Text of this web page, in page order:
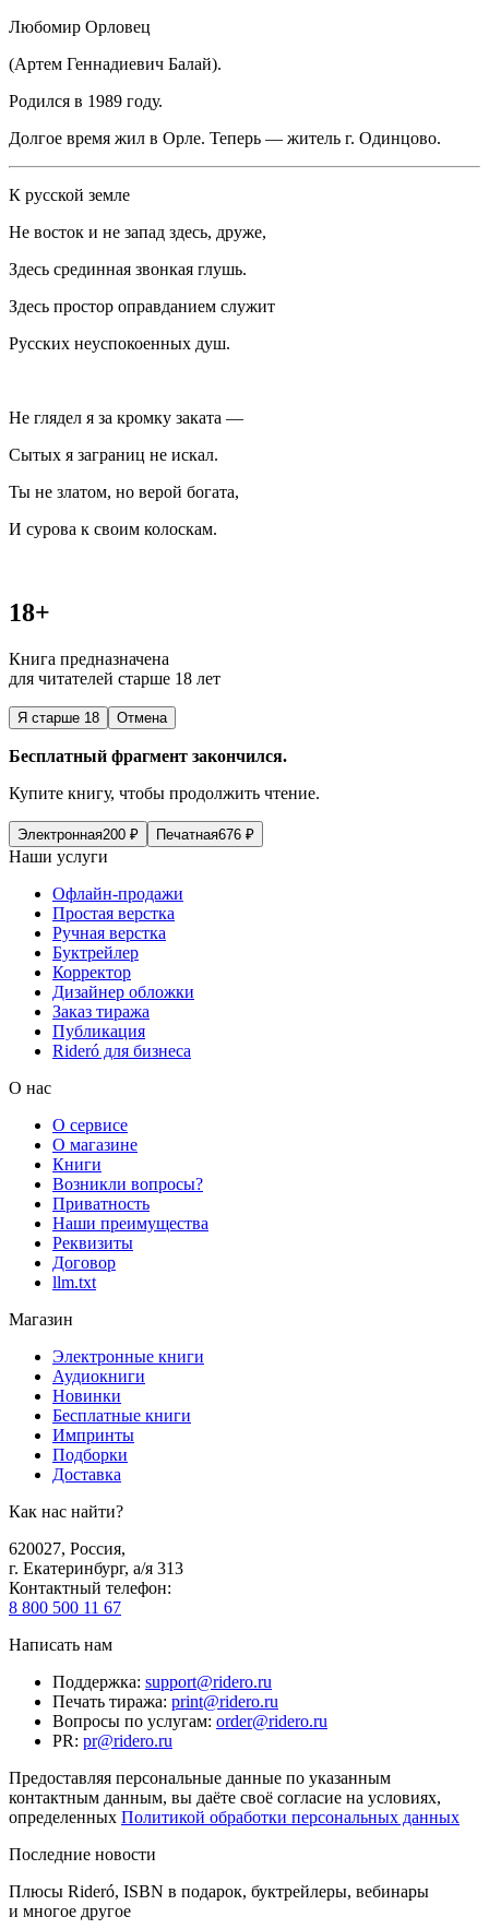
Любомир Орловец
(Артем Геннадиевич Балай).
Родился в 1989 году.
Долгое время жил в Орле. Теперь — житель г. Одинцово.
К русской земле
Не восток и не запад здесь, друже,
Здесь срединная звонкая глушь.
Здесь простор оправданием служит
Русских неуспокоенных душ.
Не глядел я за кромку заката —
Сытых я заграниц не искал.
Ты не златом, но верой богата,
И сурова к своим колоскам.
18+
Книга предназначена
для читателей старше 18 лет
Я старше 18 Отмена
Бесплатный фрагмент закончился.
Купите книгу, чтобы продолжить чтение.
Электронная200 ₽ Печатная676 ₽
Наши услуги
Офлайн-продажи
Простая верстка
Ручная верстка
Буктрейлер
Корректор
Дизайнер обложки
Заказ тиража
Публикация
Rideró для бизнеса
О нас
О сервисе
О магазине
Книги
Возникли вопросы?
Приватность
Наши преимущества
Реквизиты
Договор
llm.txt
Магазин
Электронные книги
Аудиокниги
Новинки
Бесплатные книги
Импринты
Подборки
Доставка
Как нас найти?
620027, Россия,
г. Екатеринбург, а/я 313
Контактный телефон:
8 800 500 11 67
Написать нам
Поддержка: support@ridero.ru
Печать тиража: print@ridero.ru
Вопросы по услугам: order@ridero.ru
PR: pr@ridero.ru
Предоставляя персональные данные по указанным
контактным данным, вы даёте своё согласие на условиях,
определенных Политикой обработки персональных данных
Последние новости
Плюсы Rideró, ISBN в подарок, буктрейлеры, вебинары
и многое другое